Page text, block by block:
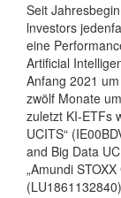
Seit
lnvestors
eine
Artificial
Anfang 2021
zwölf Monate
zuletzt KI-ETFs
UCITS“
and Big Data
„Amundi